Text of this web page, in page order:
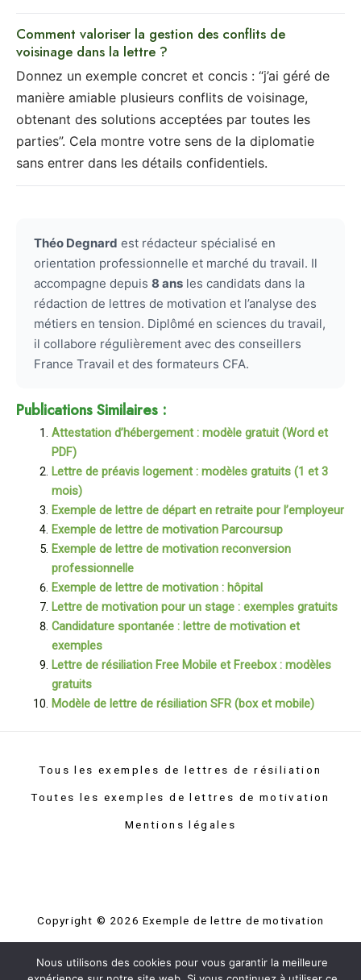
Comment valoriser la gestion des conflits de
voisinage dans la lettre ?
Donnez un exemple concret et concis : “j’ai géré de
manière amiable plusieurs conflits de voisinage,
obtenant des solutions acceptées par toutes les
parties”. Cela montre votre sens de la diplomatie
sans entrer dans les détails confidentiels.
Théo Degnard est rédacteur spécialisé en
orientation professionnelle et marché du travail. Il
accompagne depuis 8 ans les candidats dans la
rédaction de lettres de motivation et l’analyse des
métiers en tension. Diplômé en sciences du travail,
il collabore régulièrement avec des conseillers
France Travail et des formateurs CFA.
Publications Similaires :
Attestation d’hébergement : modèle gratuit (Word et
PDF)
Lettre de préavis logement : modèles gratuits (1 et 3
mois)
Exemple de lettre de départ en retraite pour l’employeur
Exemple de lettre de motivation Parcoursup
Exemple de lettre de motivation reconversion
professionnelle
Exemple de lettre de motivation : hôpital
Lettre de motivation pour un stage : exemples gratuits
Candidature spontanée : lettre de motivation et
exemples
Lettre de résiliation Free Mobile et Freebox : modèles
gratuits
Modèle de lettre de résiliation SFR (box et mobile)
Tous les exemples de lettres de résiliation
Toutes les exemples de lettres de motivation
Mentions légales
Copyright © 2026 Exemple de lettre de motivation
Nous utilisons des cookies pour vous garantir la meilleure